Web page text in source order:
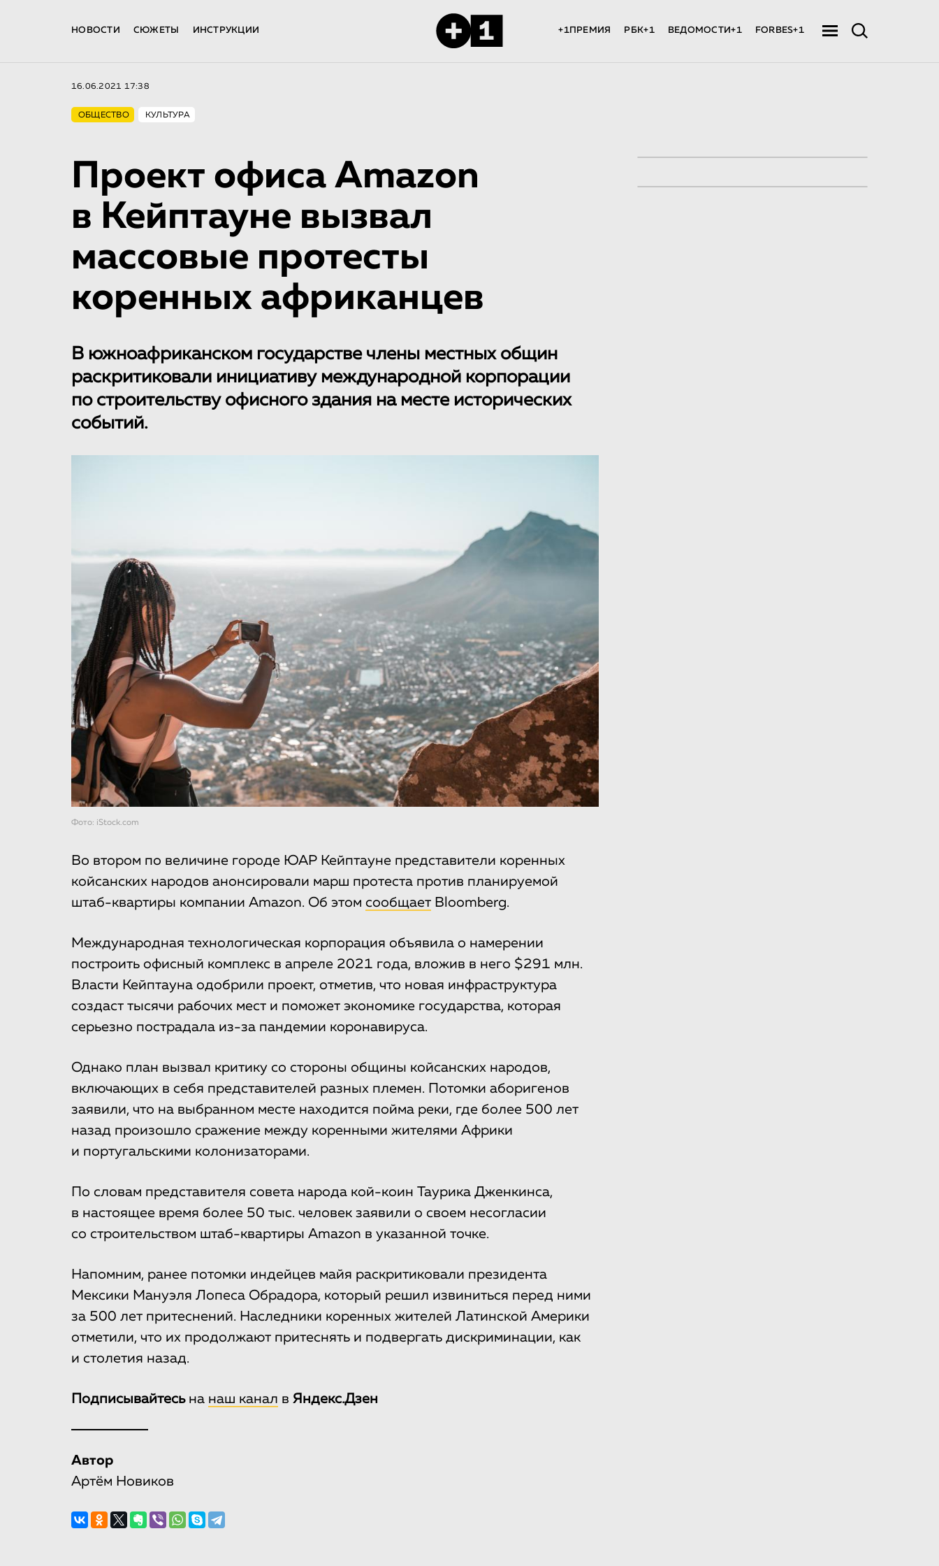
НОВОСТИ СЮЖЕТЫ ИНСТРУКЦИИ +1ПРЕМИЯ РБК+1 ВЕДОМОСТИ+1 FORBES+1
16.06.2021 17:38
ОБЩЕСТВО КУЛЬТУРА
Проект офиса Amazon
в Кейптауне вызвал
массовые протесты
коренных африканцев
В южноафриканском государстве члены местных общин
раскритиковали инициативу международной корпорации
по строительству офисного здания на месте исторических
событий.
Фото: iStock.com
Во втором по величине городе ЮАР Кейптауне представители коренных
койсанских народов анонсировали марш протеста против планируемой
штаб-квартиры компании Amazon. Об этом сообщает Bloomberg.
Международная технологическая корпорация объявила о намерении
построить офисный комплекс в апреле 2021 года, вложив в него $291 млн.
Власти Кейптауна одобрили проект, отметив, что новая инфраструктура
создаст тысячи рабочих мест и поможет экономике государства, которая
серьезно пострадала из-за пандемии коронавируса.
Однако план вызвал критику со стороны общины койсанских народов,
включающих в себя представителей разных племен. Потомки аборигенов
заявили, что на выбранном месте находится пойма реки, где более 500 лет
назад произошло сражение между коренными жителями Африки
и португальскими колонизаторами.
По словам представителя совета народа кой-коин Таурика Дженкинса,
в настоящее время более 50 тыс. человек заявили о своем несогласии
со строительством штаб-квартиры Amazon в указанной точке.
Напомним, ранее потомки индейцев майя раскритиковали президента
Мексики Мануэля Лопеса Обрадора, который решил извиниться перед ними
за 500 лет притеснений. Наследники коренных жителей Латинской Америки
отметили, что их продолжают притеснять и подвергать дискриминации, как
и столетия назад.
Подписывайтесьна наш канал в Яндекс.Дзен
Автор
Артём Новиков